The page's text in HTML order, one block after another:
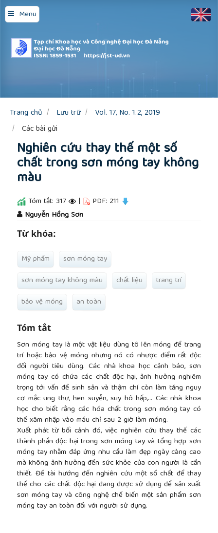
Menu
Quick
jump
to
page
content
Main
Sidebar
Trang chủ Lưu trữ
Vol. 17, No. 1.2, 2019
Các bài gửi
Nghiên cứu thay thế một số
chất trong sơn móng tay không
màu
Tóm tắt: 317 | PDF: 211
Nguyễn Hồng Sơn
Từ khóa:
Mỹ phẩm
sơn móng tay
sơn móng tay không màu
chất liệu
trang trí
bảo vệ móng
an toàn
Tóm tắt
Sơn móng tay là một vật liệu dùng tô lên móng để trang
trí hoặc bảo vệ móng nhưng nó có nhược điểm rất độc
đối người tiêu dùng. Các nhà khoa học cảnh báo, sơn
móng tay có chứa các chất độc hại, ảnh hưởng nghiêm
trọng tới vấn đề sinh sản và thậm chí còn làm tăng nguy
cơ mắc ung thư, hen suyễn, suy hô hấp,... Các nhà khoa
học cho biết rằng các hóa chất trong sơn móng tay có
thể xâm nhập vào máu chỉ sau 2 giờ làm móng.
Xuất phát từ bối cảnh đó, việc nghiên cứu thay thế các
thành phần độc hại trong sơn móng tay và tổng hợp sơn
móng tay nhằm đáp ứng nhu cầu làm đẹp ngày càng cao
mà không ảnh hưởng đến sức khỏe của con người là cần
thiết. Đề tài hướng đến nghiên cứu một số chất để thay
thế cho các chất độc hại đang được sử dụng để sản xuất
sơn móng tay và công nghệ chế biến một sản phẩm sơn
móng tay an toàn đối với người sử dụng.